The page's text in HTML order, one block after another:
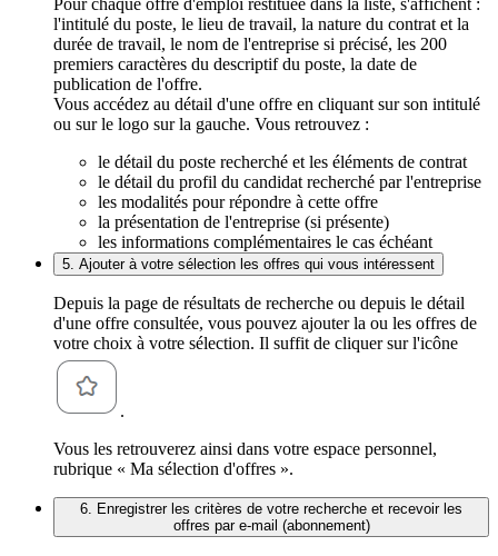
Pour chaque offre d'emploi restituée dans la liste, s'affichent :
l'intitulé du poste, le lieu de travail, la nature du contrat et la
durée de travail, le nom de l'entreprise si précisé, les 200
premiers caractères du descriptif du poste, la date de
publication de l'offre.
Vous accédez au détail d'une offre en cliquant sur son intitulé
ou sur le logo sur la gauche. Vous retrouvez :
le détail du poste recherché et les éléments de contrat
le détail du profil du candidat recherché par l'entreprise
les modalités pour répondre à cette offre
la présentation de l'entreprise (si présente)
les informations complémentaires le cas échéant
5. Ajouter à votre sélection les offres qui vous intéressent
Depuis la page de résultats de recherche ou depuis le détail
d'une offre consultée, vous pouvez ajouter la ou les offres de
votre choix à votre sélection. Il suffit de cliquer sur l'icône
.
Vous les retrouverez ainsi dans votre espace personnel,
rubrique « Ma sélection d'offres ».
6. Enregistrer les critères de votre recherche et recevoir les
offres par e-mail (abonnement)